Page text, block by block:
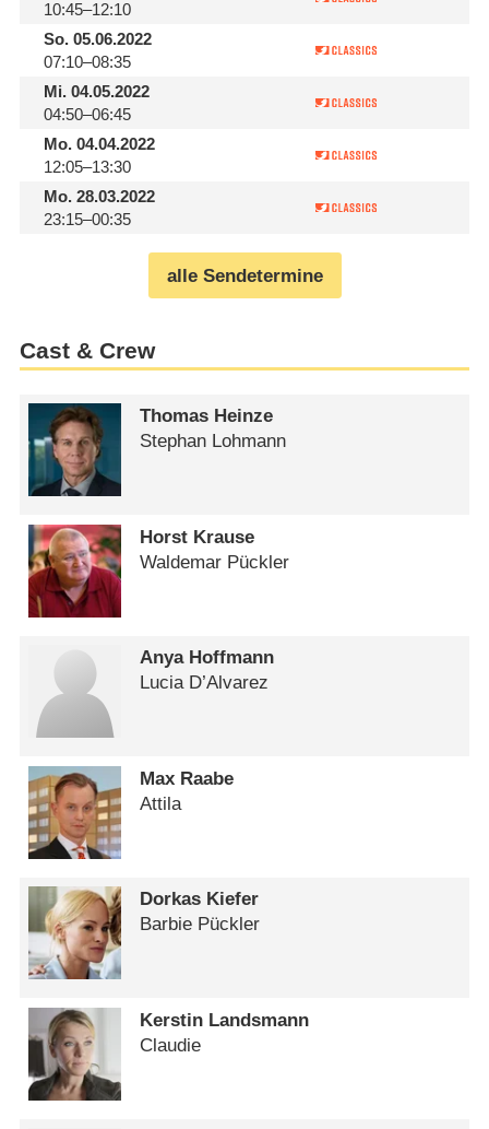
10:45–12:10
So.05.06.2022
07:10–08:35
Mi.04.05.2022
04:50–06:45
Mo.04.04.2022
12:05–13:30
Mo.28.03.2022
23:15–00:35
alle Sendetermine
Cast & Crew
Thomas Heinze
Stephan Lohmann
Horst Krause
Waldemar Pückler
Anya Hoffmann
Lucia D’Alvarez
Max Raabe
Attila
Dorkas Kiefer
Barbie Pückler
Kerstin Landsmann
Claudie